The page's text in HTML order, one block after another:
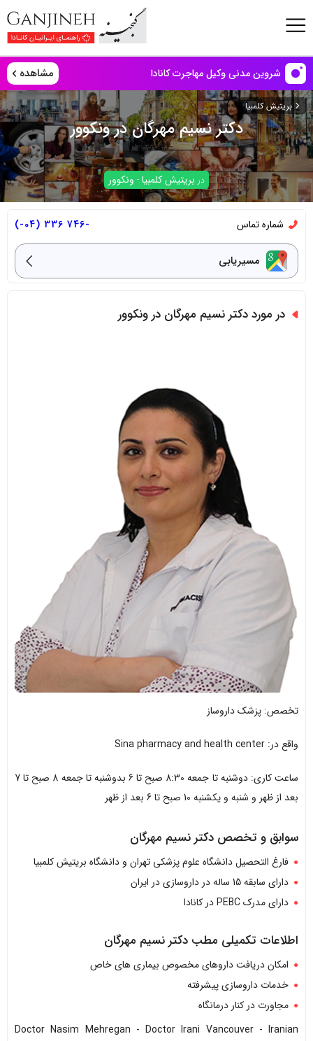
شروین مدنی وکیل مهاجرت کانادا مشاهده
بریتیش کلمبیا
دکتر نسیم مهرگان در ونکوور
در بریتیش کلمبیا - ونکوور
شماره تماس -746 336 (04-)
مسیریابی
در مورد دکتر نسیم مهرگان در ونکوور
تخصص: پزشک داروساز
واقع در: Sina pharmacy and health center
ساعت کاری: دوشنبه تا جمعه 8:30 صبح تا 6 بدوشنبه تا جمعه 8 صبح تا 7
بعد از ظهر و شنبه و یکشنبه 10 صبح تا 6 بعد از ظهر
سوابق و تخصص دکتر نسیم مهرگان
فارغ التحصیل دانشگاه علوم پزشکی تهران و دانشگاه بریتیش کلمبیا
دارای سابقه 15 ساله در داروسازی در ایران
دارای مدرک PEBC در کانادا
اطلاعات تکمیلی مطب دکتر نسیم مهرگان
امکان دریافت داروهای مخصوص بیماری های خاص
خدمات داروسازی پیشرفته
مجاورت در کنار درمانگاه
Doctor Nasim Mehregan - Doctor Irani Vancouver - Iranian